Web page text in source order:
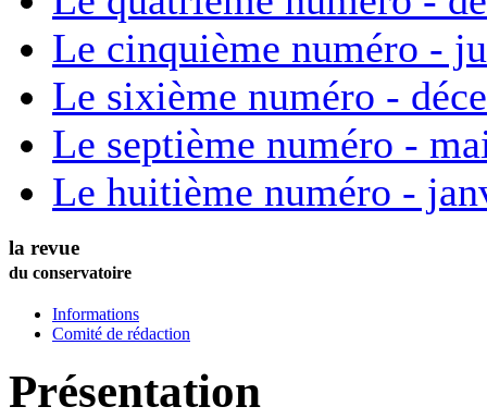
Le cinquième numéro -
Le sixième numéro -
Le septième numéro -
Le huitième numéro -
la revue
du conservatoire
Informations
Comité de rédaction
Présentation